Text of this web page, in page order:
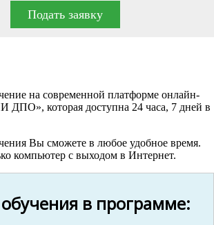
Подать заявку
на современной платформе онлайн-
которая доступна 24 часа, 7 дней в
Вы сможете в любое удобное время.
компьютер с выходом в Интернет.
в программе: